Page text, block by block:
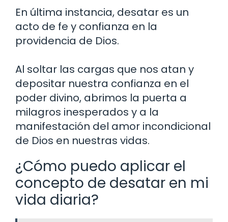
En última instancia, desatar es un
acto de fe y confianza en la
providencia de Dios.
Al soltar las cargas que nos atan y
depositar nuestra confianza en el
poder divino, abrimos la puerta a
milagros inesperados y a la
manifestación del amor incondicional
de Dios en nuestras vidas.
¿Cómo puedo aplicar el
concepto de desatar en mi
vida diaria?